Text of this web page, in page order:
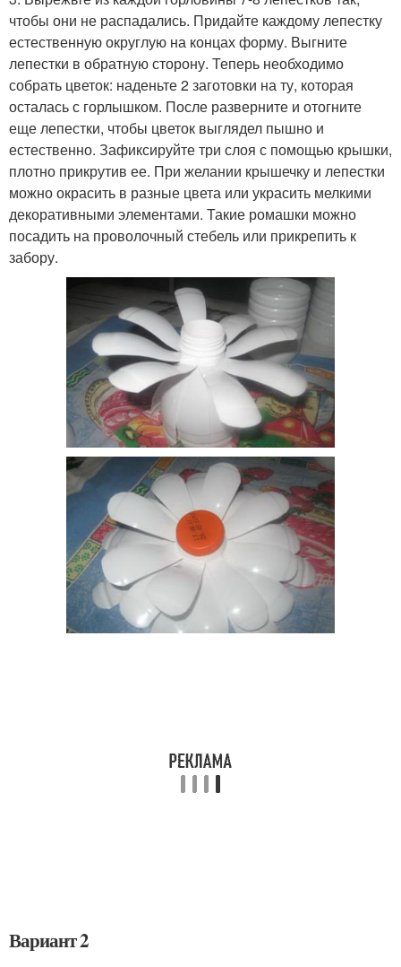
чтобы они не распадались. Придайте каждому лепестку
естественную округлую на концах форму. Выгните
лепестки в обратную сторону. Теперь необходимо
собрать цветок: наденьте 2 заготовки на ту, которая
осталась с горлышком. После разверните и отогните
еще лепестки, чтобы цветок выглядел пышно и
естественно. Зафиксируйте три слоя с помощью крышки,
плотно прикрутив ее. При желании крышечку и лепестки
можно окрасить в разные цвета или украсить мелкими
декоративными элементами. Такие ромашки можно
посадить на проволочный стебель или прикрепить к
забору.
Вариант 2